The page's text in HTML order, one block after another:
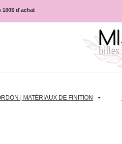
100$ d'achat
| MATÉRIAUX DE FINITION